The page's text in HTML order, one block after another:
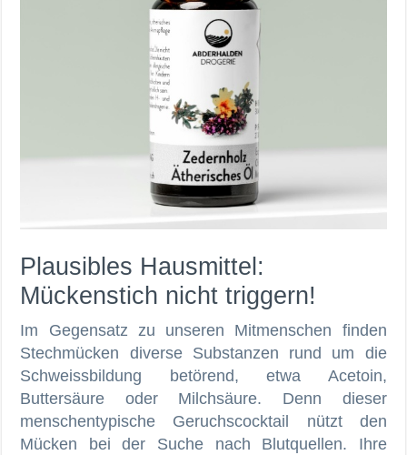
Plausibles Hausmittel:
Mückenstich nicht triggern!
Im Gegensatz zu unseren Mitmenschen finden
Stechmücken diverse Substanzen rund um die
Schweissbildung betörend, etwa Acetoin,
Buttersäure oder Milchsäure. Denn dieser
menschentypische Geruchscocktail nützt den
Mücken bei der Suche nach Blutquellen. Ihre